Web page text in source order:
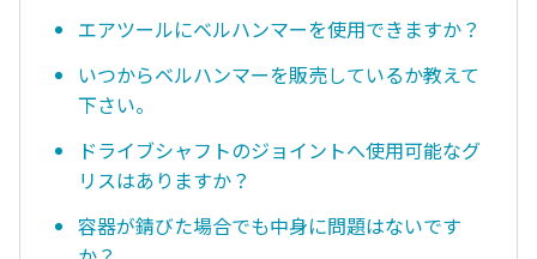
エアツールにベルハンマーを使用できますか？
いつからベルハンマーを販売しているか教えて
下さい。
ドライブシャフトのジョイントへ使用可能なグ
リスはありますか？
容器が錆びた場合でも中身に問題はないです